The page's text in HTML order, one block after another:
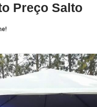
Preço Salto